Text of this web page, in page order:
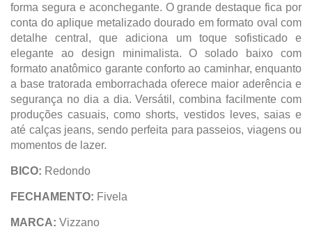
forma segura e aconchegante. O grande destaque fica por
conta do aplique metalizado dourado em formato oval com
detalhe central, que adiciona um toque sofisticado e
elegante ao design minimalista. O solado baixo com
formato anatômico garante conforto ao caminhar, enquanto
a base tratorada emborrachada oferece maior aderência e
segurança no dia a dia. Versátil, combina facilmente com
produções casuais, como shorts, vestidos leves, saias e
até calças jeans, sendo perfeita para passeios, viagens ou
momentos de lazer.
BICO: Redondo
FECHAMENTO: Fivela
MARCA: Vizzano